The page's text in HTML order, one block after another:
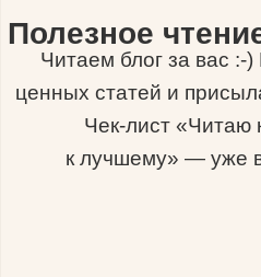
Полезное
Читаем блог за вас
ценных статей и
Чек-лист «Читаю
к лучшему» — уже